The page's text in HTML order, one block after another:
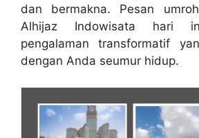
dan bermakna. Pesan
Alhijaz Indowisata hari
pengalaman transformatif
dengan Anda seumur hidup.